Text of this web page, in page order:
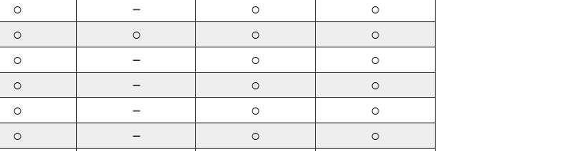
○ － ○ ○
○ ○ ○ ○
○ － ○ ○
○ － ○ ○
○ － ○ ○
○ － ○ ○